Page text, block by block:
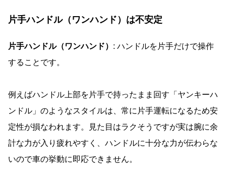
片手ハンドル（ワンハンド）は不安定
片手ハンドル（ワンハンド） : ハンドルを片手だけで操作
することです。
例えばハンドル上部を片手で持ったまま回す「ヤンキーハ
ンドル」のようなスタイルは、常に片手運転になるため安
定性が損なわれます。見た目はラクそうですが実は腕に余
計な力が入り疲れやすく、ハンドルに十分な力が伝わらな
いので車の挙動に即応できません。